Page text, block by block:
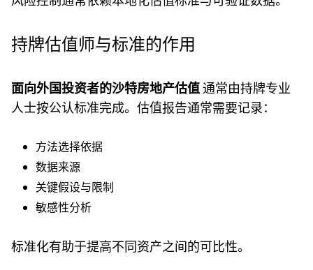
持牌估值师与标准的作用
面向外国投资者的沙特房地产估值通常由持牌专业
人士按公认标准完成。估值报告通常需要记录：
方法选择依据
数据来源
关键假设与限制
敏感性分析
标准化有助于提高不同资产之间的可比性。